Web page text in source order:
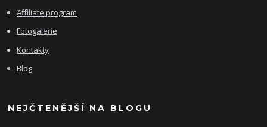
Affiliate program
Fotogalerie
Kontakty
Blog
NEJČTENĚJŠÍ NA BLOGU